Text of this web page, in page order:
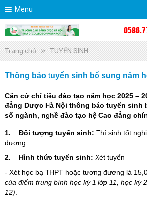
Menu
Trang chủ TUYỂN SINH
Thông báo tuyển sinh bổ sung năm
Căn cứ chỉ tiêu đào tạo năm học 2025 –
đẳng Dược Hà Nội thông báo tuyển sinh
số ngành, nghề đào tạo hệ Cao đẳng
1. Đối tượng tuyển sinh: Thí sinh tốt
đương.
2. Hình thức tuyển sinh: Xét tuyển
- Xét học bạ THPT hoặc tương đương là
của điểm trung bình học kỳ 1 lớp 11, học kỳ
12)